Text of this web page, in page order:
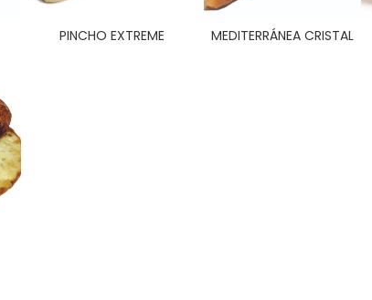
PINCHO EXTREME MEDITERRÁNEA CRISTAL